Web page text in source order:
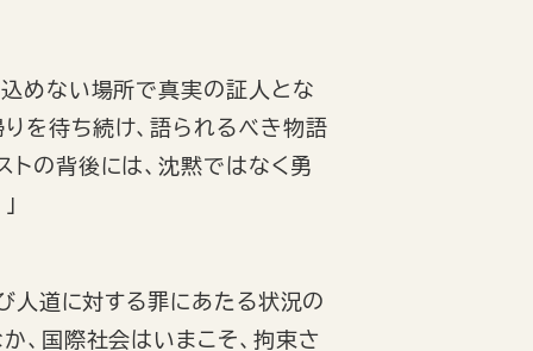
込めない場所で真実の証人とな
を待ち続け、語られるべき物語
トの背後には、沈黙ではなく勇
人道に対する罪にあたる状況の
、国際社会はいまこそ、拘束さ